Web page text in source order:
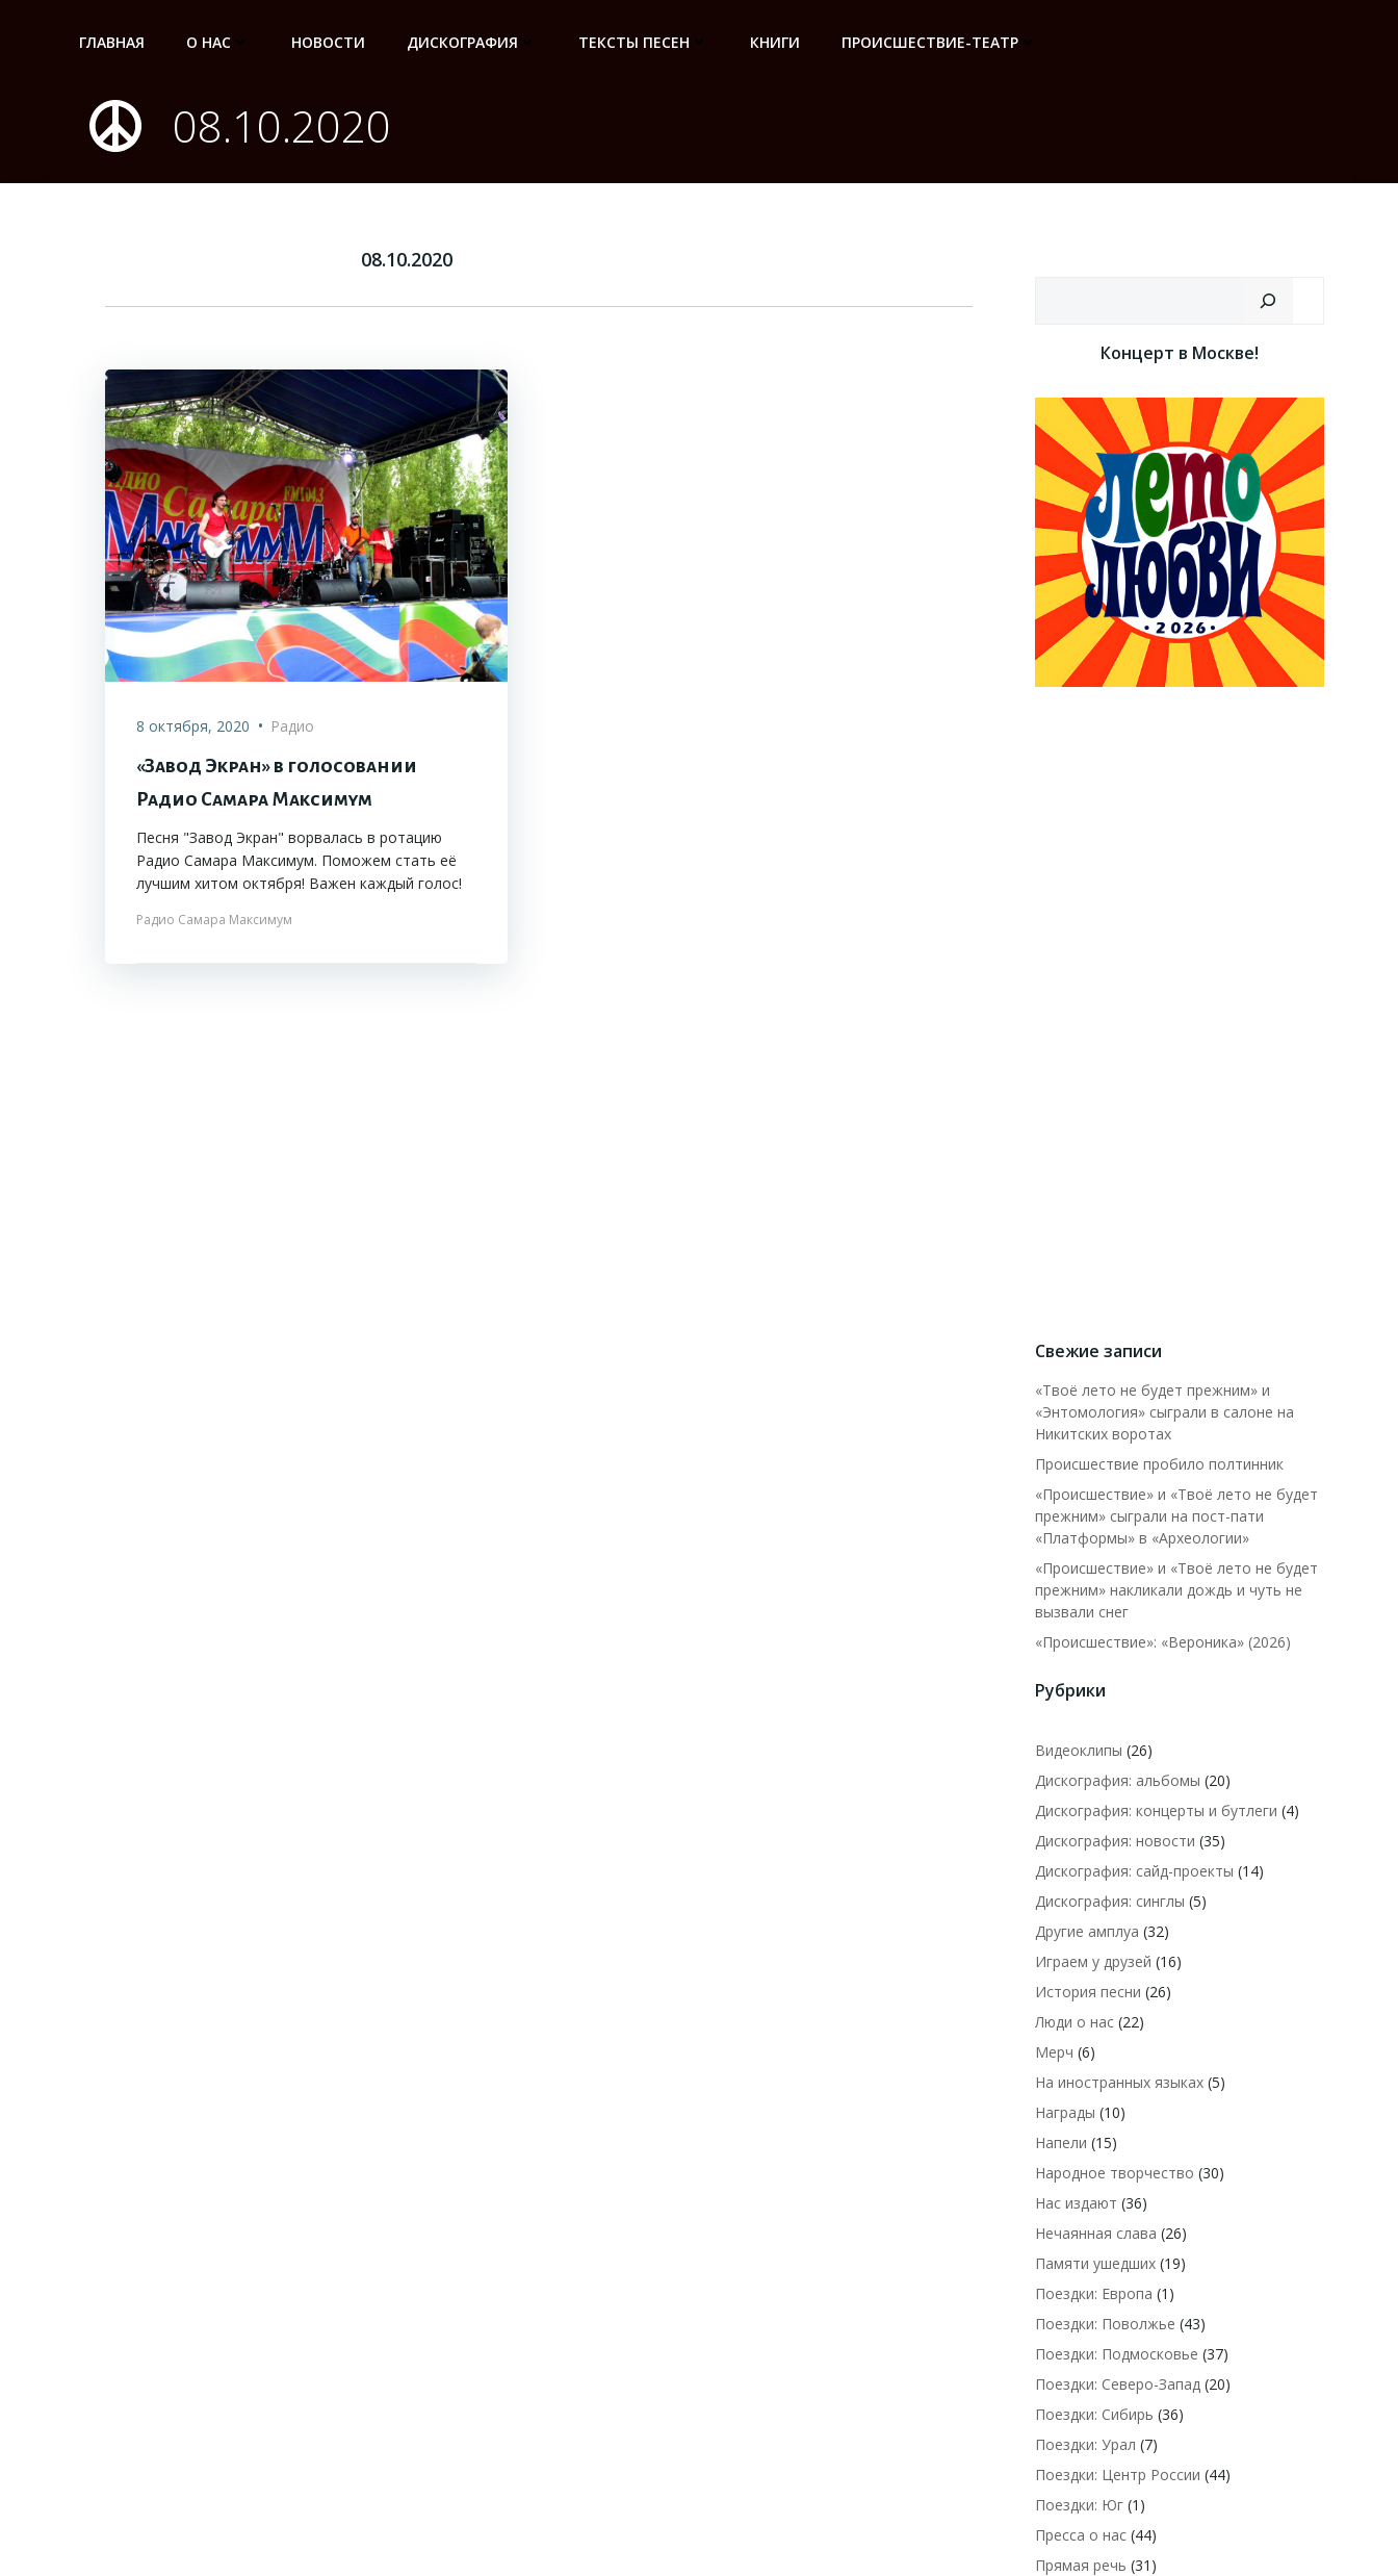
ГЛАВНАЯ О НАС НОВОСТИ ДИСКОГРАФИЯ ТЕКСТЫ ПЕСЕН КНИГИ ПРОИСШЕСТВИЕ-ТЕАТР
08.10.2020
08.10.2020
8 октября, 2020 • Радио
«Завод Экран» в голосовании
Радио Самара Максимум
Песня "Завод Экран" ворвалась в ротацию
Радио Самара Максимум. Поможем стать её
лучшим хитом октября! Важен каждый голос!
Радио Самара Максимум
Концерт в Москве!
Свежие записи
«Твоё лето не будет прежним» и
«Энтомология» сыграли в салоне на
Никитских воротах
Происшествие пробило полтинник
«Происшествие» и «Твоё лето не будет
прежним» сыграли на пост-пати
«Платформы» в «Археологии»
«Происшествие» и «Твоё лето не будет
прежним» накликали дождь и чуть не
вызвали снег
«Происшествие»: «Вероника» (2026)
Рубрики
Видеоклипы (26)
Дискография: альбомы (20)
Дискография: концерты и бутлеги (4)
Дискография: новости (35)
Дискография: сайд-проекты (14)
Дискография: синглы (5)
Другие амплуа (32)
Играем у друзей (16)
История песни (26)
Люди о нас (22)
Мерч (6)
На иностранных языках (5)
Награды (10)
Напели (15)
Народное творчество (30)
Нас издают (36)
Нечаянная слава (26)
Памяти ушедших (19)
Поездки: Европа (1)
Поездки: Поволжье (43)
Поездки: Подмосковье (37)
Поездки: Северо-Запад (20)
Поездки: Сибирь (36)
Поездки: Урал (7)
Поездки: Центр России (44)
Поездки: Юг (1)
Пресса о нас (44)
Прямая речь (31)